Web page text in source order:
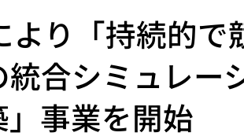
り「持続的で
合シミュレー
」事業を開始